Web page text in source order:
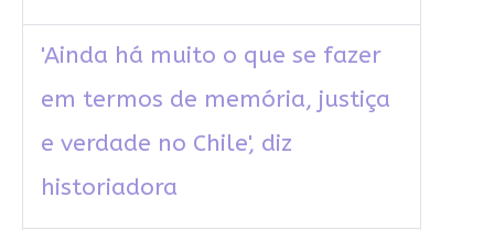
'Ainda há muito o que se fazer
em termos de memória, justiça
e verdade no Chile', diz
historiadora